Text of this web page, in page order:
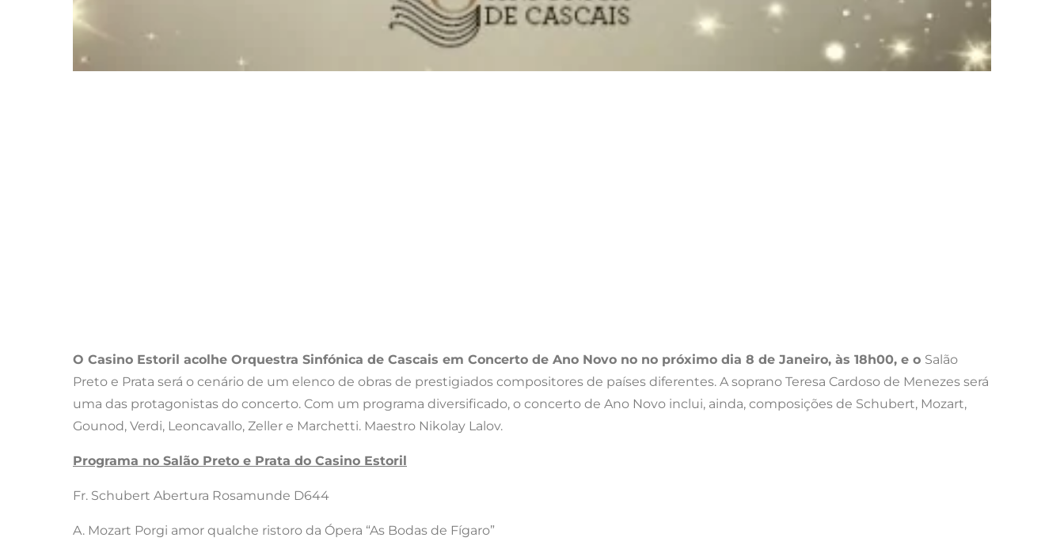
O Casino Estoril acolhe Orquestra Sinfónica de Cascais em Concerto de Ano Novo no no próximo dia 8 de Janeiro, às 18h00, e o Salão
Preto e Prata será o cenário de um elenco de obras de prestigiados compositores de países diferentes. A soprano Teresa Cardoso de Menezes será
uma das protagonistas do concerto. Com um programa diversificado, o concerto de Ano Novo inclui, ainda, composições de Schubert, Mozart,
Gounod, Verdi, Leoncavallo, Zeller e Marchetti. Maestro Nikolay Lalov.
Programa no Salão Preto e Prata do Casino Estoril
Fr. Schubert Abertura Rosamunde D644
A. Mozart Porgi amor qualche ristoro da Ópera “As Bodas de Fígaro”